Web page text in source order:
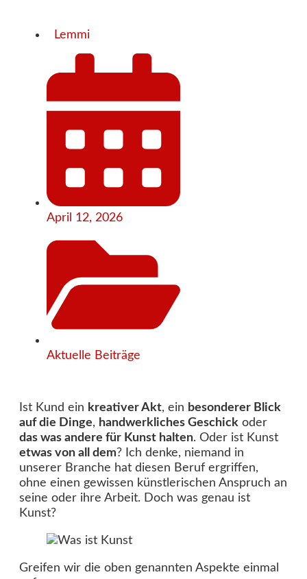
Lemmi
April 12, 2026
Aktuelle Beiträge
Ist Kund ein kreativer Akt, ein besonderer Blick
auf die Dinge, handwerkliches Geschick oder
das was andere für Kunst halten. Oder ist Kunst
etwas von all dem? Ich denke, niemand in
unserer Branche hat diesen Beruf ergriffen,
ohne einen gewissen künstlerischen Anspruch an
seine oder ihre Arbeit. Doch was genau ist
Kunst?
Greifen wir die oben genannten Aspekte einmal